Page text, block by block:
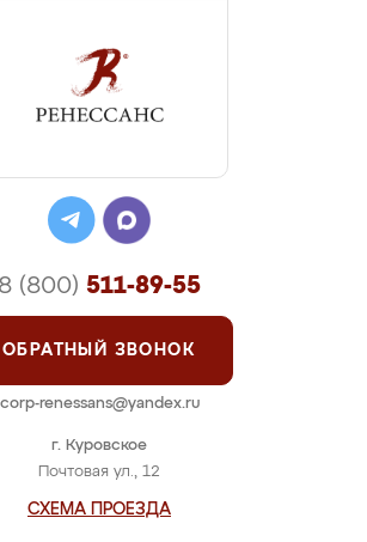
г. Куровское
Почтовая ул., 12
СХЕМА ПРОЕЗДА
8 (800) 511-89-55
ОБРАТНЫЙ ЗВОНОК
corp-renessans@yandex.ru